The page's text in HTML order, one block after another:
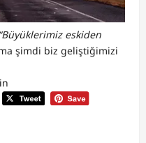
eskiden
şimdi biz geliştiğimizi